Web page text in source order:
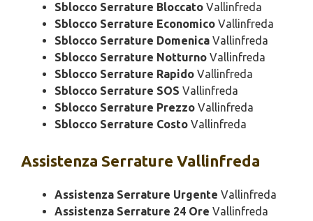
Sblocco Serrature Bloccato Vallinfreda
Sblocco Serrature Economico Vallinfreda
Sblocco Serrature Domenica Vallinfreda
Sblocco Serrature Notturno Vallinfreda
Sblocco Serrature Rapido Vallinfreda
Sblocco Serrature SOS Vallinfreda
Sblocco Serrature Prezzo Vallinfreda
Sblocco Serrature Costo Vallinfreda
Assistenza Serrature Vallinfreda
Assistenza Serrature Urgente Vallinfreda
Assistenza Serrature 24 Ore Vallinfreda